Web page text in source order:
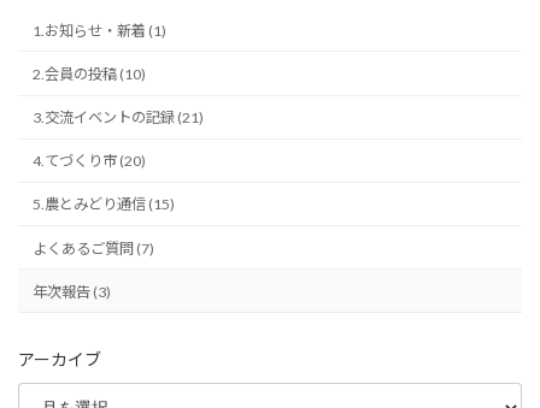
1.お知らせ・新着 (1)
2.会員の投稿 (10)
3.交流イベントの記録 (21)
4.てづくり市 (20)
5.農とみどり通信 (15)
よくあるご質問 (7)
年次報告 (3)
アーカイブ